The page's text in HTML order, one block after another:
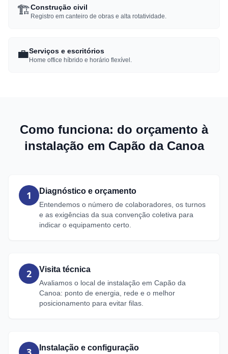
🏗️Construção civil
Registro em canteiro de obras e alta rotatividade.
💼Serviços e escritórios
Home office híbrido e horário flexível.
Como funciona: do orçamento à
instalação em Capão da Canoa
1 Diagnóstico e orçamento
Entendemos o número de colaboradores, os turnos
e as exigências da sua convenção coletiva para
indicar o equipamento certo.
2 Visita técnica
Avaliamos o local de instalação em Capão da
Canoa: ponto de energia, rede e o melhor
posicionamento para evitar filas.
Instalação e configuração